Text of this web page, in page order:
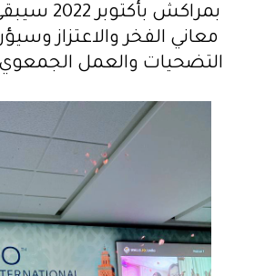
بمراكش
معاني الفخر والاعتزاز
التضحيات والعمل الجمعوي